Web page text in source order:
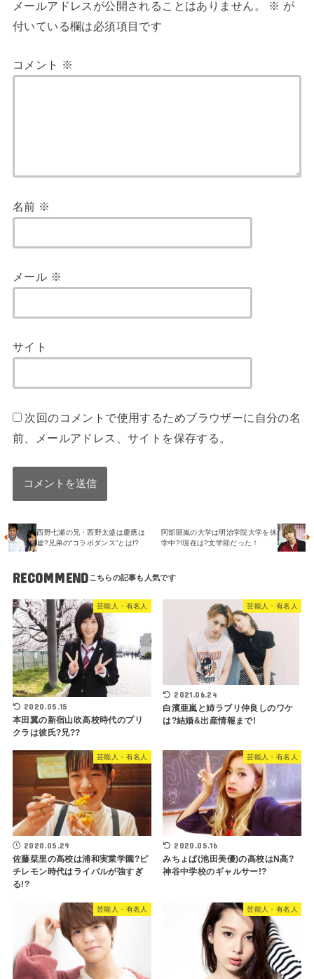
メールアドレスが公開されることはありません。 ※ が
付いている欄は必須項目です
コメント ※
名前 ※
メール ※
サイト
次回のコメントで使用するためブラウザーに自分の名
前、メールアドレス、サイトを保存する。
西野七瀬の兄・西野太盛は慶應は
嘘?兄弟の“コラボダンス”とは!?
阿部顕嵐の大学は明治学院大学を休
学中?!現在は?文学部だった！
RECOMMEND
芸能人・有名人
2020.05.15
本田翼の新宿山吹高校時代のプリ
クラは彼氏?兄??
芸能人・有名人
2021.06.24
白濱亜嵐と姉ラブリ仲良しのワケ
は?結婚&出産情報まで!
芸能人・有名人
2020.05.29
佐藤栞里の高校は浦和実業学園?ピ
チレモン時代はライバルが強すぎ
る!?
芸能人・有名人
2020.05.16
みちょぱ(池田美優)の高校はN高?
神谷中学校のギャルサー!?
芸能人・有名人 芸能人・有名人